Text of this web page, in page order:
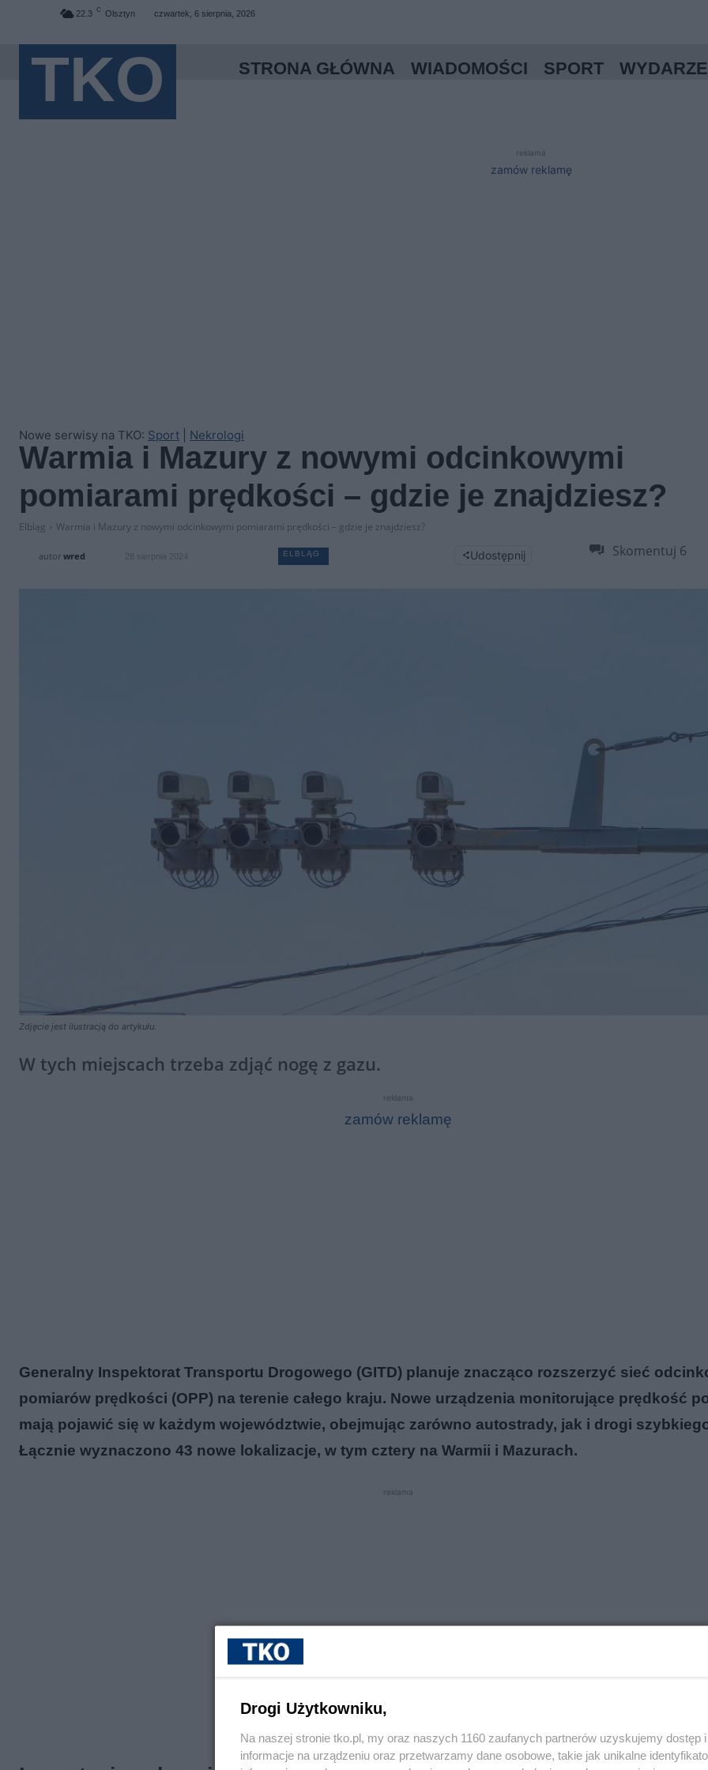
22.3 C Olsztyn czwartek, 6 sierpnia, 2026
TKO STRONA GŁÓWNA WIADOMOŚCI SPORT
reklama
zamów reklamę
Nowe serwisy na TKO: Sport Nekrologi
Warmia i Mazury z nowymi odcinkowymi
pomiarami prędkości – gdzie je znajdziesz?
Elbląg Warmia i Mazury z nowymi odcinkowymi pomiarami prędkości – gdzie je znajdziesz?
autor wred 28 sierpnia 2024 ELBLĄG Udostępnij Skomentuj 6
Zdjęcie jest ilustracją do artykułu.
W tych miejscach trzeba zdjąć nogę z gazu.
reklama
zamów reklamę
Generalny Inspektorat Transportu Drogowego (GITD) planuje znacząco rozszerzyć sieć
pomiarów prędkości (OPP) na terenie całego kraju. Nowe urządzenia monitorujące prędkość
mają pojawić się w każdym województwie, obejmując zarówno autostrady, jak i drogi
Łącznie wyznaczono 43 nowe lokalizacje, w tym cztery na Warmii i Mazurach.
reklama
Drogi Użytkowniku,
Na naszej stronie tko.pl, my oraz naszych 1160 zaufanych partnerów uzyskujemy dostęp
informacje na urządzeniu oraz przetwarzamy dane osobowe, takie jak unikalne